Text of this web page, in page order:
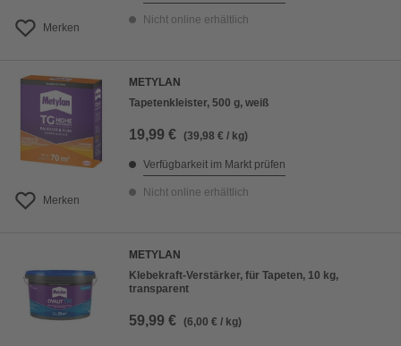
Merken
Nicht online erhältlich
Merken
METYLAN
Tapetenkleister, 500 g, weiß
19,99 € (39,98 € / kg)
Verfügbarkeit im Markt prüfen
Nicht online erhältlich
METYLAN
Klebekraft-Verstärker, für Tapeten, 10 kg,
transparent
59,99 € (6,00 € / kg)